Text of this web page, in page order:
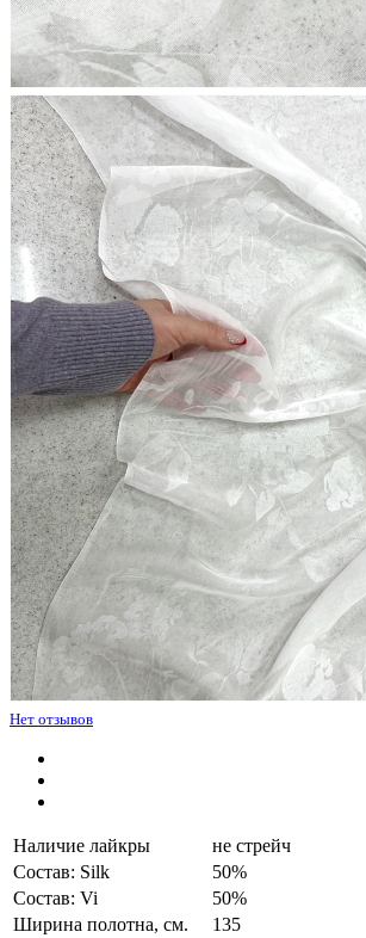
Нет отзывов
Наличие лайкры
не стрейч
Состав: Silk
50%
Состав: Vi
50%
Ширина полотна, см.
135